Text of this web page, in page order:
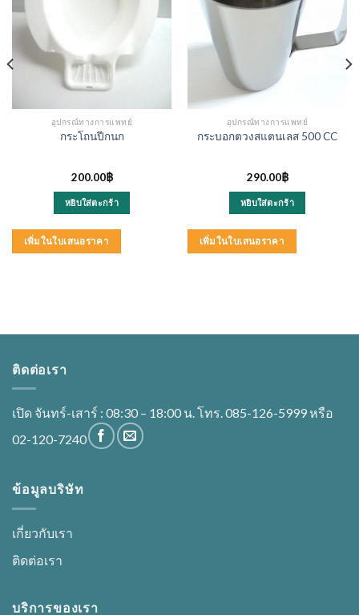
อุปกรณ์ทางการแพทย์
กระโถนปีกนก
200.00฿
หยิบใส่ตะกร้า
เพิ่มในใบเสนอราคา
อุปกรณ์ทางการแพทย์
กระบอกตวงสแตนเลส 500 CC
290.00฿
หยิบใส่ตะกร้า
เพิ่มในใบเสนอราคา
ติดต่อเรา
เปิด จันทร์-เสาร์ : 08:30 – 18:00 น. โทร. 085-126-5999 หรือ
02-120-7240
ข้อมูลบริษัท
เกี่ยวกับเรา
ติดต่อเรา
บริการของเรา